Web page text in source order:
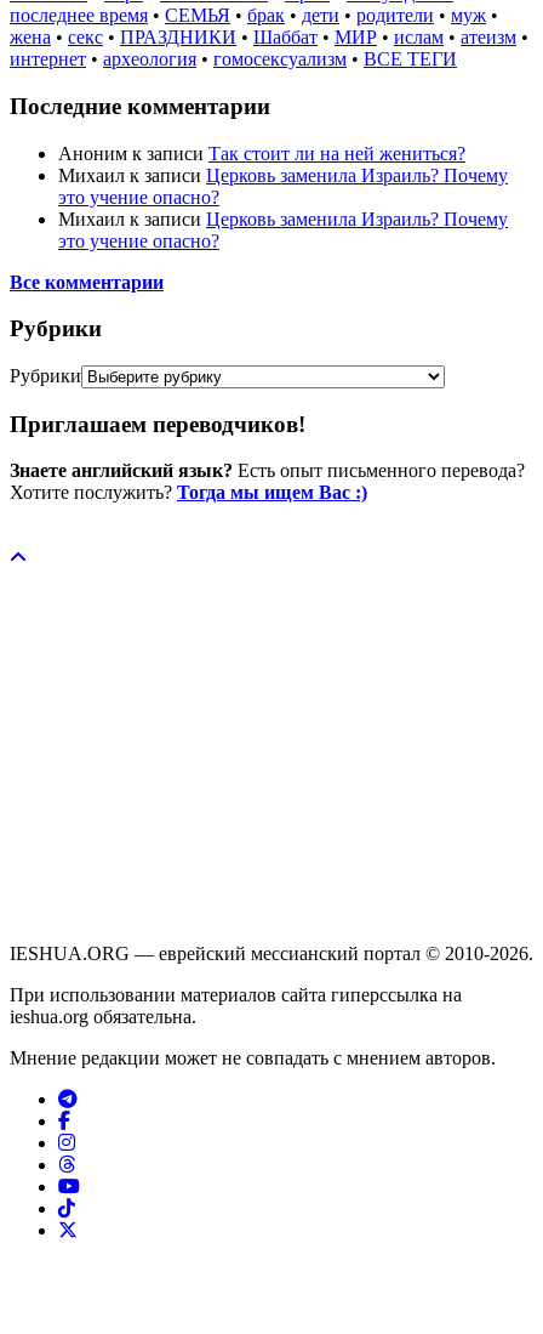
последнее время • СЕМЬЯ • брак • дети • родители • муж •
жена • секс • ПРАЗДНИКИ • Шаббат • МИР • ислам • атеизм •
интернет • археология • гомосексуализм • ВСЕ ТЕГИ
Последние комментарии
Аноним к записи Так стоит ли на ней жениться?
Михаил к записи Церковь заменила Израиль? Почему
это учение опасно?
Михаил к записи Церковь заменила Израиль? Почему
это учение опасно?
Все комментарии
Рубрики
Рубрики
Приглашаем переводчиков!
Знаете английский язык? Есть опыт письменного перевода?
Хотите послужить? Тогда мы ищем Вас :)
IESHUA.ORG — еврейский мессианский портал © 2010-2026.
При использовании материалов сайта гиперссылка на
ieshua.org обязательна.
Мнение редакции может не совпадать с мнением авторов.